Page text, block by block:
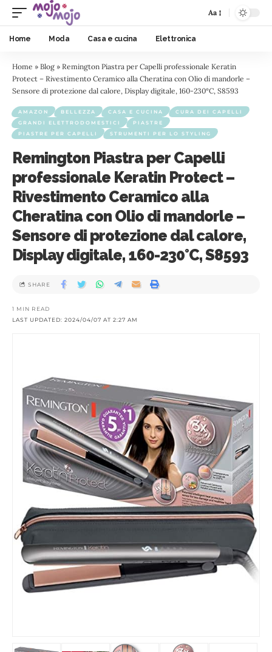
Aa
Home Moda Casa e cucina Elettronica
Home » Blog » Remington Piastra per Capelli professionale Keratin
Protect – Rivestimento Ceramico alla Cheratina con Olio di mandorle –
Sensore di protezione dal calore, Display digitale, 160-230°C, S8593
AMAZON BELLEZZA CASA E CUCINA
CURA DEI CAPELLI
GRANDI ELETTRODOMESTICI
PIASTRE
PIASTRE PER CAPELLI
STRUMENTI PER LO STYLING
Remington Piastra per Capelli
professionale Keratin Protect –
Rivestimento Ceramico alla
Cheratina con Olio di mandorle –
Sensore di protezione dal calore,
Display digitale, 160-230°C, S8593
LAST UPDATED: 2024/04/07 AT 2:27 AM
1 MIN READ
SHARE